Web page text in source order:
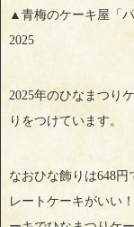
▲青梅のケーキ屋「
2025
2025年のひなまつり
りをつけています。
なおひな飾りは648
レートケーキがいい